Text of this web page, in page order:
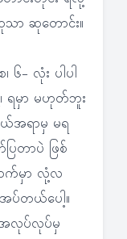
ာ ဆုတောင်း။
၆- လုံး ပါပါ
ရမှာ မဟုတ်ဘူး
ယ်အရာမှ မရ
တာပဲ ဖြစ်
ာက်မှာ လုံ့လ
တယ်ပေါ့။
အလုပ်လုပ်မှ